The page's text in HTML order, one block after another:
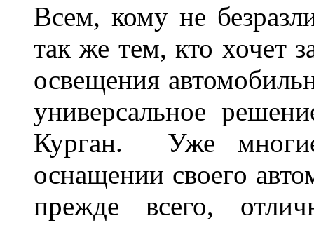
Всем, кому не
так же тем, кто хочет
освещения
универсальное
Курган. Уже многие
оснащении своего
прежде всего,